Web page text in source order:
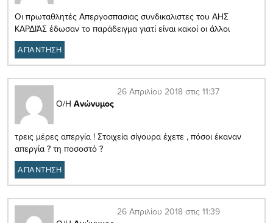
Οι πρωταθλητές Απεργοσπασιας συνδικαλιστες του ΑΗΣ
ΚΑΡΔΙΆΣ έδωσαν το παράδειγμα γιατί είναι κακοί οι άλλοι
ΑΠΑΝΤΗΣΗ
Ο/Η Ανώνυμος
26 Απριλίου 2018 στις 11:37
τρεις μέρες απεργία ! Στοιχεία σίγουρα έχετε , πόσοι έκαναν
απεργία ? τη ποσοστό ?
ΑΠΑΝΤΗΣΗ
26 Απριλίου 2018 στις 11:39